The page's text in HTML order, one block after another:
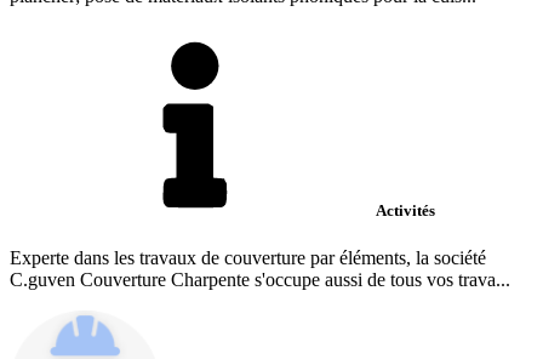
Activités
Experte dans les travaux de couverture par éléments, la société
C.guven Couverture Charpente s'occupe aussi de tous vos trava...